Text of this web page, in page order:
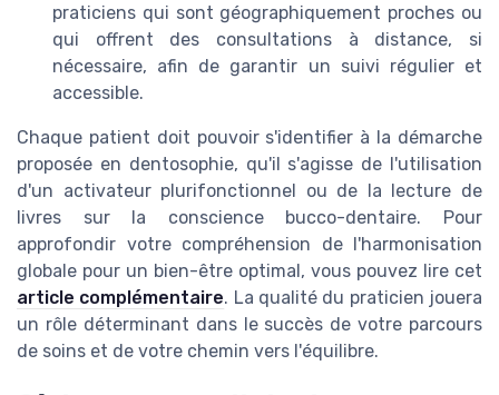
praticiens qui sont géographiquement proches ou
qui offrent des consultations à distance, si
nécessaire, afin de garantir un suivi régulier et
accessible.
Chaque patient doit pouvoir s'identifier à la démarche
proposée en dentosophie, qu'il s'agisse de l'utilisation
d'un activateur plurifonctionnel ou de la lecture de
livres sur la conscience bucco-dentaire. Pour
approfondir votre compréhension de l'harmonisation
globale pour un bien-être optimal, vous pouvez lire cet
article complémentaire. La qualité du praticien jouera
un rôle déterminant dans le succès de votre parcours
de soins et de votre chemin vers l'équilibre.